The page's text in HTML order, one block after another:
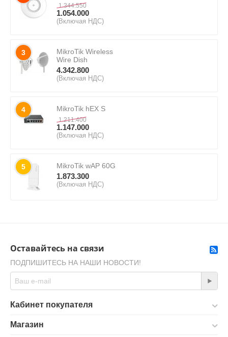
1.344.550
1.054.000
(Включая НДС)
3
MikroTik Wireless
Wire Dish
4.342.800
(Включая НДС)
4 MikroTik hEX S
1.211.400
1.147.000
(Включая НДС)
5 MikroTik wAP 60G
1.873.300
(Включая НДС)
Оставайтесь на связи
ПОДПИШИТЕСЬ НА НАШИ НОВОСТИ!
Кабинет покупателя
Магазин